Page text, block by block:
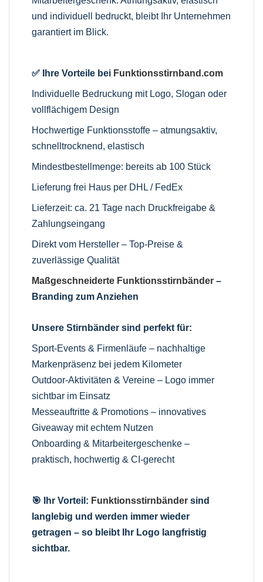
und individuell bedruckt, bleibt Ihr Unternehmen
garantiert im Blick.
✅ Ihre Vorteile bei Funktionsstirnband.com
Individuelle Bedruckung mit Logo, Slogan oder
vollflächigem Design
Hochwertige Funktionsstoffe – atmungsaktiv,
schnelltrocknend, elastisch
Mindestbestellmenge: bereits ab 100 Stück
Lieferung frei Haus per DHL / FedEx
Lieferzeit: ca. 21 Tage nach Druckfreigabe &
Zahlungseingang
Direkt vom Hersteller – Top-Preise &
zuverlässige Qualität
Maßgeschneiderte Funktionsstirnbänder –
Branding zum Anziehen
Unsere Stirnbänder sind perfekt für:
Sport-Events & Firmenläufe – nachhaltige
Markenpräsenz bei jedem Kilometer
Outdoor-Aktivitäten & Vereine – Logo immer
sichtbar im Einsatz
Messeauftritte & Promotions – innovatives
Giveaway mit echtem Nutzen
Onboarding & Mitarbeitergeschenke –
praktisch, hochwertig & CI-gerecht
🎯 Ihr Vorteil: Funktionsstirnbänder sind
langlebig und werden immer wieder
getragen – so bleibt Ihr Logo langfristig
sichtbar.